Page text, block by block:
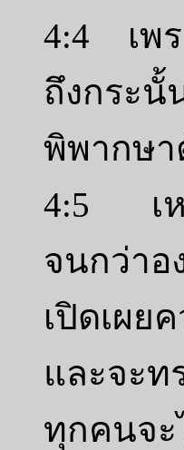
4:4 เพร
ถึงกระ
พิพากษา
4:5 เห
จนกว่าอ
เปิดเผย
และจะ
ทุกคนจะ